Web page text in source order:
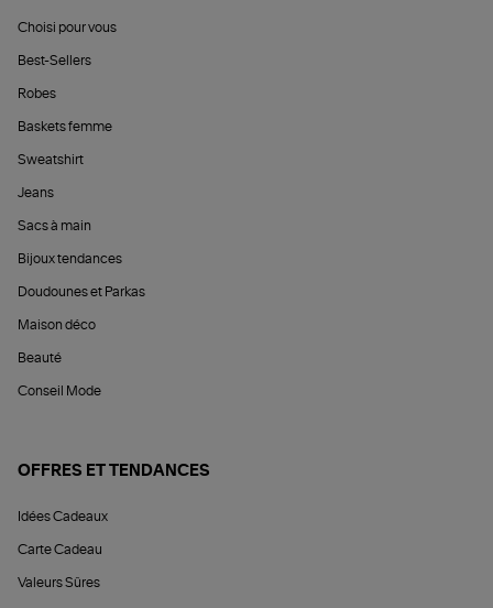
Choisi pour vous
Best-Sellers
Robes
Baskets femme
Sweatshirt
Jeans
Sacs à main
Bijoux tendances
Doudounes et Parkas
Maison déco
Beauté
Conseil Mode
OFFRES ET TENDANCES
Idées Cadeaux
Carte Cadeau
Valeurs Sûres